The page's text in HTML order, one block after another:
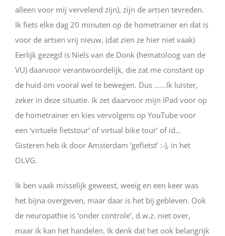
alleen voor mij vervelend zijn), zijn de artsen tevreden.
Ik fiets elke dag 20 minuten op de hometrainer en dat is
voor de artsen vrij nieuw, (dat zien ze hier niet vaak)
Eerlijk gezegd is Niels van de Donk (hematoloog van de
VU) daarvoor verantwoordelijk, die zat me constant op
de huid om vooral wel te bewegen. Dus ……Ik luister,
zeker in deze situatie. Ik zet daarvoor mijn IPad voor op
de hometrainer en kies vervolgens op YouTube voor
een ‘virtuele fietstour’ of virtual bike tour’ of id…
Gisteren heb ik door Amsterdam ‘gefietst’ :-), in het
OLVG.
Ik ben vaak misselijk geweest, weeïg en een keer was
het bijna overgeven, maar daar is het bij gebleven. Ook
de neuropathie is ‘onder controle’, d.w.z. niet over,
maar ik kan het handelen. Ik denk dat het ook belangrijk